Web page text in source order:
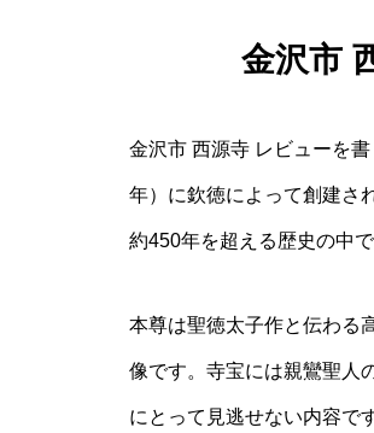
金沢市
金沢市 西源寺 レビューを
年）に欽徳によって創建さ
約450年を超える歴史の中
本尊は聖徳太子作と伝わる
像です。寺宝には親鸞聖人
にとって見逃せない内容で